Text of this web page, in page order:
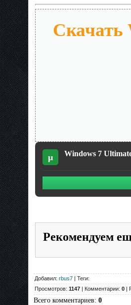
Скачать
µ Windows 7
Рекомендуем
Добавил: rbus7 | Теги:
Просмотров: 1147 | Комментарии: 0 |
Всего комментариев: 0